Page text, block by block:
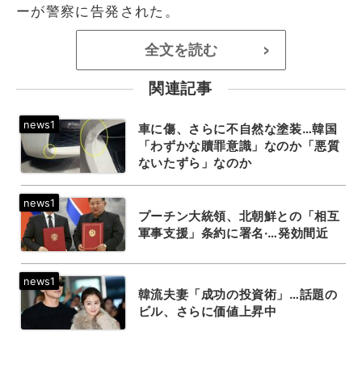
ーが警察に告発された。
全文を読む >
関連記事
車に傷、さらに不自然な塗装…韓国
「わずかな贖罪意識」なのか「悪質
ないたずら」なのか
プーチン大統領、北朝鮮との「相互
軍事支援」条約に署名·…発効間近
韓流夫妻「成功の投資術」…話題の
ビル、さらに価値上昇中